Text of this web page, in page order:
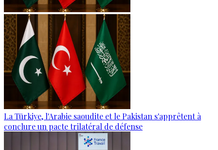
La Türkiye, l'Arabie saoudite et le Pakistan s'apprêtent à
conclure un pacte trilatéral de défense